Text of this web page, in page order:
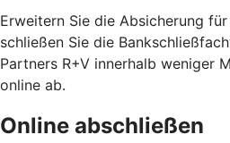
Erweitern Sie die Absicherung
schließen Sie die
Partners R+V innerhalb weniger
online ab.
Online abschließen